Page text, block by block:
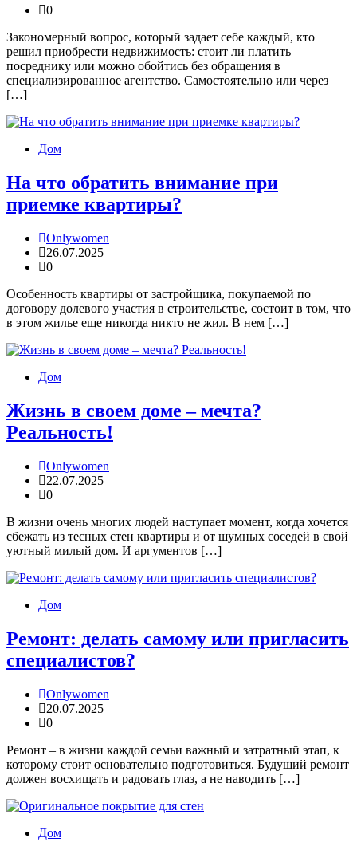
0
Закономерный вопрос, который задает себе каждый, кто
решил приобрести недвижимость: стоит ли платить
посреднику или можно обойтись без обращения в
специализированное агентство. Самостоятельно или через
[…]
Дом
На что обратить внимание при
приемке квартиры?
Onlywomen
26.07.2025
0
Особенность квартиры от застройщика, покупаемой по
договору долевого участия в строительстве, состоит в том, что
в этом жилье еще никогда никто не жил. В нем […]
Дом
Жизнь в своем доме – мечта?
Реальность!
Onlywomen
22.07.2025
0
В жизни очень многих людей наступает момент, когда хочется
сбежать из тесных стен квартиры и от шумных соседей в свой
уютный милый дом. И аргументов […]
Дом
Ремонт: делать самому или пригласить
специалистов?
Onlywomen
20.07.2025
0
Ремонт – в жизни каждой семьи важный и затратный этап, к
которому стоит основательно подготовиться. Будущий ремонт
должен восхищать и радовать глаз, а не наводить […]
Дом